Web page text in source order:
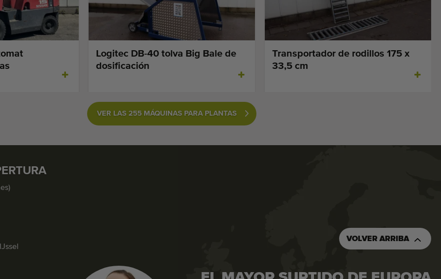
Logitec DB-40 tolva Big Bale de
dosificación
Transportador de rodillos 175 x
33,5 cm
VER LAS 255 MÁQUINAS PARA PLANTAS
VOLVER ARRIBA